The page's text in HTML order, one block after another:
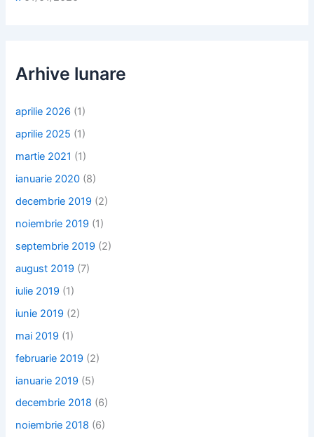
Arhive lunare
aprilie 2026 (1)
aprilie 2025 (1)
martie 2021 (1)
ianuarie 2020 (8)
decembrie 2019 (2)
noiembrie 2019 (1)
septembrie 2019 (2)
august 2019 (7)
iulie 2019 (1)
iunie 2019 (2)
mai 2019 (1)
februarie 2019 (2)
ianuarie 2019 (5)
decembrie 2018 (6)
noiembrie 2018 (6)